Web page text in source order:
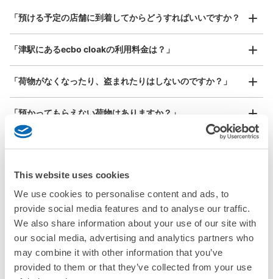
This website uses cookies
We use cookies to personalise content and ads, to
provide social media features and to analyse our traffic.
We also share information about your use of our site with
our social media, advertising and analytics partners who
may combine it with other information that you’ve
provided to them or that they’ve collected from your use
用者も使用可能
保管できる荷物数
大:4/ ¥700中:9 / ¥600
支払い方法
このコインロッカーの位置を見る
お店で荷物の写真を
手ぶらで1日快適に！
好立地 / 好条件店舗も多数
どんなサイズの荷物もOK
楽器、ベビーカー、ゴルフバッグ等、1人が持てる大きさの荷物であればどんなサイズでも
OK
¥800/ 日
器、ベビーカーなど）
「預ける予定の店舗に到着してからどうすればいいですか？
「津駅にあるecbo cloakの利用料金は？」
「荷物がなくなったり、盗まれたりはしないのですか？」
「預かってもらえない荷物はありますか？」
「どこに荷物は保管されるのですか？」
「津駅でベビーカーや大型スポーツ用品、楽器類を預かって
もらえる場所はありますか？」
「津駅ではどこで荷物預かりを利用できますか？」